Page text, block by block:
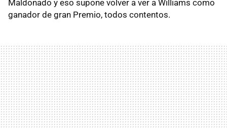
Maldonado y eso supone volver a ver a Williams como
ganador de gran Premio, todos contentos.